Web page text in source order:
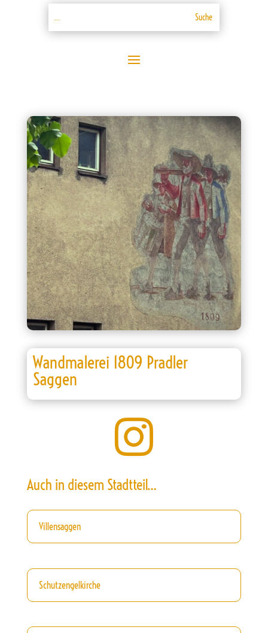
Wandmalerei 1809 Pradler
Saggen

Auch in diesem Stadtteil…
Villensaggen
Schutzengelkirche